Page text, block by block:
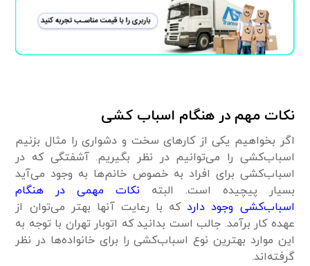
نکات مهم در هنگام اسباب کشی
اگر بخواهیم یکی از کارهای سخت و دشواری را مثال بزنیم
اسباب‌کشی را می‌توانیم در نظر بگیریم. آشفتگی که در
اسباب‌کشی برای افراد به خصوص خانم‌ها به وجود می‌آید
بسیار پیچیده است. البته نکات مهمی در هنگام
اسباب‌کشی وجود داردکه با رعایت آنها بهتر می‌توان از
عهده کار برآمد. جالب است بدانید که اتوبار تهران با توجه به
این موارد بهترین نوع اسباب‌کشی را برای خانواده‌ها در نظر
گرفته‌اند.